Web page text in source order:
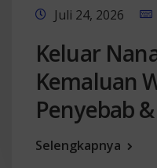
Juli 24, 2026
Keluar
Kemaluan
Penyebab
Selengkapnya